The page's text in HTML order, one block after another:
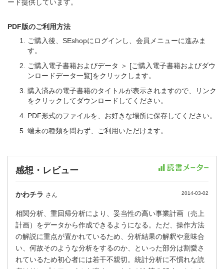
ード提供しています。
PDF版のご利用方法
ご購入後、SEshopにログインし、会員メニューに進みま
す。
ご購入電子書籍およびデータ ＞ [ご購入電子書籍およびダウ
ンロードデータ一覧]をクリックします。
購入済みの電子書籍のタイトルが表示されますので、リンク
をクリックしてダウンロードしてください。
PDF形式のファイルを、お好きな場所に保存してください。
端末の種類を問わず、ご利用いただけます。
感想・レビュー
かわチラ さん 2014-03-02
相関分析、重回帰分析により、妥当性の高い事業計画（売上
計画）をデータから作成できるようになる。ただ、操作方法
の解説に重点が置かれているため、分析結果の解釈や意味合
い、何故そのような分析をするのか、といった部分は割愛さ
れているため初心者には若干不親切。統計分析に不慣れな読